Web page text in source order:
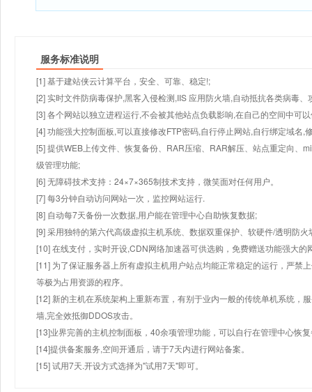
服务标准说明
[1] 基于建站侠云计算平台，安全、可靠、稳定!;
[2] 实时文件防病毒保护,黑客入侵检测,IIS 应用防火墙,自动抵抗各类病毒、
[3] 各个网站以独立进程运行,不会被其他站点负载影响,在自己的空间中可
[4] 功能强大控制面板,可以直接修改FTP密码,自行停止网站,自行绑定域名,
[5] 提供WEB上传文件、恢复备份、RAR压缩、RAR解压、站点重定向、
级管理功能;
[6] 无障碍技术支持：24×7×365制技术支持，微笑面对任何用户。
[7] 每3分钟自动访问网站一次，监控网站运行.
[8] 自动每7天备份一次数据,用户能在管理中心自助恢复数据;
[9] 采用独特的第六代高级虚拟主机系统、数据双重保护、软硬件/透明防火
[10] 在线支付，实时开设,CDN网络加速器可供选购，免费赠送功能强大
[11] 为了保证服务器上所有虚拟主机用户站点均能正常稳定的运行，严禁
等极为占用资源的程序。
[12] 新的主机在系统架构上重新布置，有别于业内一般的传统单机系统，
墙,完全效抵御DDOS攻击。
[13]业界完善的主机控制面板，40余项管理功能，可以自行在管理中心恢
[14]提供备案服务,空间开通后，请于7天内进行网站备案。
[15] 试用7天.开设方式选择为"试用7天"即可。